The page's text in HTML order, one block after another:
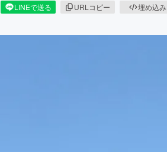
LINEで送る URLコピー 埋め込み